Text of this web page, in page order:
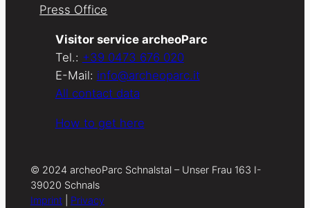
Press Office
Visitor service archeoParc
Tel.: +39 0473 676 020
E-Mail: info@archeoparc.it
All contact data
How to get here
© 2024 archeoParc Schnalstal – Unser Frau 163 I-
39020 Schnals
Imprint| Privacy